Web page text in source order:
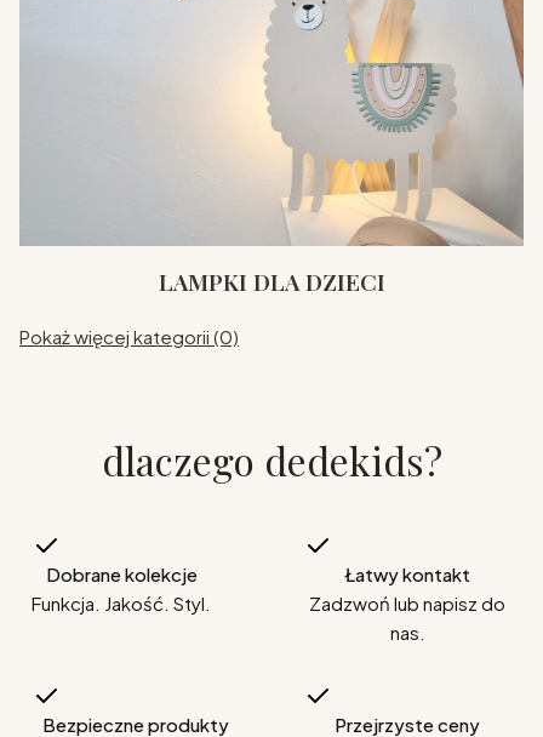
LAMPKI DLA DZIECI
Pokaż więcej kategorii (0)
dlaczego dedekids?
Dobrane kolekcje
Funkcja. Jakość. Styl.
Łatwy kontakt
Zadzwoń lub napisz do
nas.
Bezpieczne produkty
Przejrzyste ceny